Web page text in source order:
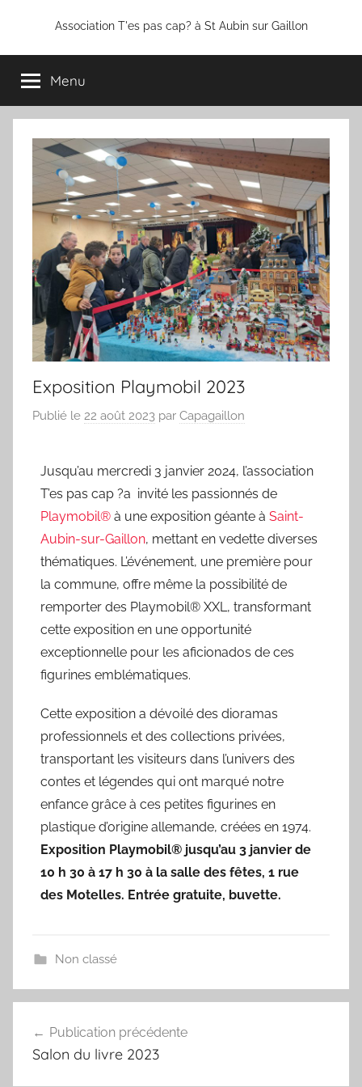
Association T'es pas cap? à St Aubin sur Gaillon
Menu
Exposition Playmobil 2023
Publié le 22 août 2023 par Capagaillon
Jusqu’au mercredi 3 janvier 2024, l’association
T’es pas cap ?a invité les passionnés de
Playmobil® à une exposition géante à Saint-
Aubin-sur-Gaillon, mettant en vedette diverses
thématiques. L’événement, une première pour
la commune, offre même la possibilité de
remporter des Playmobil® XXL, transformant
cette exposition en une opportunité
exceptionnelle pour les aficionados de ces
figurines emblématiques.
Cette exposition a dévoilé des dioramas
professionnels et des collections privées,
transportant les visiteurs dans l’univers des
contes et légendes qui ont marqué notre
enfance grâce à ces petites figurines en
plastique d’origine allemande, créées en 1974.
Exposition Playmobil® jusqu’au 3 janvier de
10 h 30 à 17 h 30 à la salle des fêtes, 1 rue
des Motelles. Entrée gratuite, buvette.
Non classé
Publication précédente
Salon du livre 2023